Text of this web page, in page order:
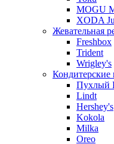
MOGU
XODA
Жевательная
Freshbox
Trident
Wrigley's
Кондитерские
Пухлый
Lindt
Hershey's
Kokola
Milka
Oreo